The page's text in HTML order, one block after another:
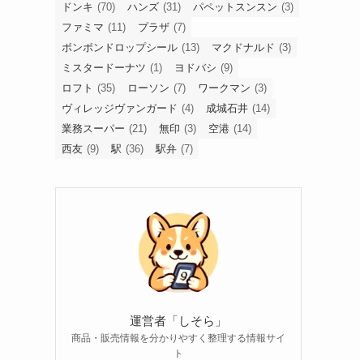
ドンキ (70) ハンズ (31) パペットスンスン (3)
ファミマ (11) プラザ (7)
ボンボンドロップシール (13) マクドナルド (3)
ミスタードーナツ (1) ヨドバシ (9)
ロフト (35) ローソン (7) ワークマン (3)
ヴィレッジヴァンガード (4) 成城石井 (14)
業務スーパー (21) 無印 (3) 空港 (14)
西友 (9) 駅 (36) 駅弁 (7)
運営者「しそら」
商品・販売情報を分かりやすく整理する情報サイ
ト